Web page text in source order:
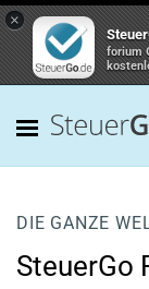
×
forium
DIE GANZE
SteuerGo